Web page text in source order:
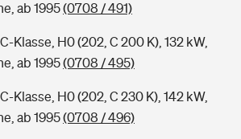
ab 1995(0708 / 491)
Klasse, H0 (202, C 200 K), 132 kW,
ab 1995(0708 / 495)
Klasse, H0 (202, C 230 K), 142 kW,
ab 1995(0708 / 496)